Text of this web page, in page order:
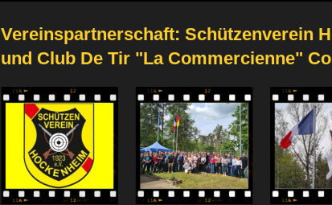
Vereinspartnerschaft: Schützenverein
und Club De Tir "La Commercienne"